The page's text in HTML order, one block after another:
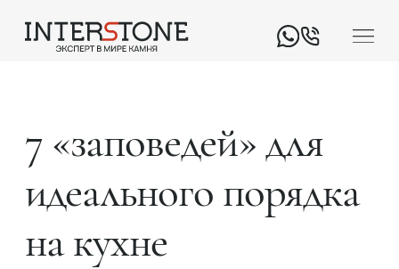
7 «заповедей» для
идеального порядка
на кухнеҚызмет салаңыз